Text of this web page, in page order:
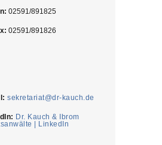
02591/891825
02591/891826
sekretariat@dr-kauch.de
Dr. Kauch & Ibrom
| LinkedIn